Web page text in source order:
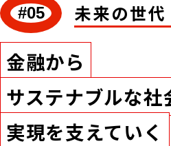
#05 未来の世代
金融から
サステナブルな社
実現を支えていく